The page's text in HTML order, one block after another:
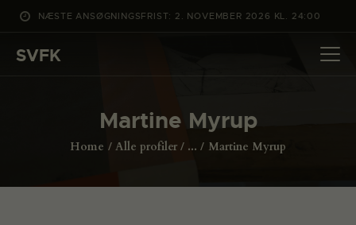
NÆSTE ANSØGNINGSFRIST: 2. NOVEMBER 2026 KL. 24:00
SVFK
Martine Myrup
Home Alle profiler ... Martine Myrup
DET SKER
ANSØG